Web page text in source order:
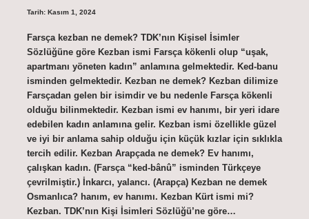
Tarih: Kasım 1, 2024
Farsça kezban ne demek? TDK’nın Kişisel İsimler
Sözlüğüne göre Kezban ismi Farsça kökenli olup “uşak,
apartmanı yöneten kadın” anlamına gelmektedir. Ked-banu
isminden gelmektedir. Kezban ne demek? Kezban dilimize
Farsçadan gelen bir isimdir ve bu nedenle Farsça kökenli
olduğu bilinmektedir. Kezban ismi ev hanımı, bir yeri idare
edebilen kadın anlamına gelir. Kezban ismi özellikle güzel
ve iyi bir anlama sahip olduğu için küçük kızlar için sıklıkla
tercih edilir. Kezban Arapçada ne demek? Ev hanımı,
çalışkan kadın. (Farsça “ked-bânû” isminden Türkçeye
çevrilmiştir.) İnkarcı, yalancı. (Arapça) Kezban ne demek
Osmanlıca? hanım, ev hanımı. Kezban Kürt ismi mi?
Kezban. TDK’nın Kişi İsimleri Sözlüğü’ne göre…